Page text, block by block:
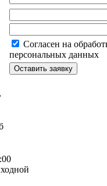
Согласен на
персональных данных